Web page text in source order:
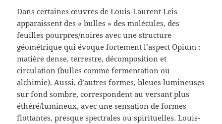
Dans certaines œuvres de Louis-Laurent Leis
apparaissent des « bulles » des molécules, des
feuilles pourpres/noires avec une structure
géométrique qui évoque fortement l’aspect Opium :
matière dense, terrestre, décomposition et
circulation (bulles comme fermentation ou
alchimie). Aussi, d’autres formes, bleues lumineuses
sur fond sombre, correspondent au versant plus
éthéré/lumineux, avec une sensation de formes
flottantes, presque spectrales ou spirituelles. Louis-